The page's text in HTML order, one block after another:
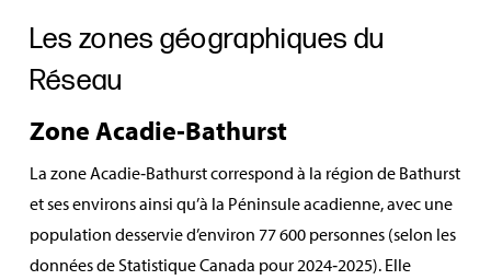
Les zones géographiques du
Réseau
Zone Acadie‑Bathurst
La zone Acadie‑Bathurst correspond à la région de Bathurst
et ses environs ainsi qu’à la Péninsule acadienne, avec une
population desservie d’environ 77 600 personnes (selon les
données de Statistique Canada pour 2024‑2025). Elle